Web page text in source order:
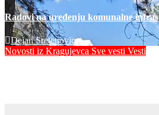
Radovi na uređenju komunalne
Dejan Sretenovic
Novosti iz Kragujevca Sve vesti Vesti